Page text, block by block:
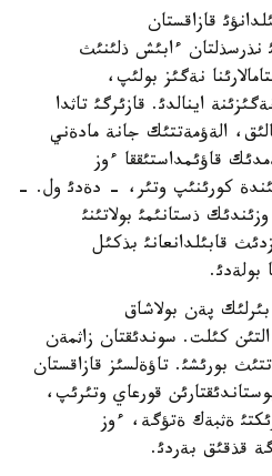
قازاقستان
نذرسذلتان ءابئش ذلئنئث
نةگئز بولئپ،
اينالدئ. قازئرگئ تاثدا
الةؤمةتتئك جانة مادةني
قاؤئمداستئققا ءوز
كورئنئپ وتئر، - دةدئ ول. -
ذستانئمئ بولاتئنئ
قابئلدانعانئ بذكئل
بولةدئ.
پةن بولاشاق
كئلت. سوندئقتان زاثمةن
بورئشئ. تاؤةلسئز قازاقستان
قورعاي وتئرئپ،
ةثبةك ةتؤگة، ءوز
قذقئق بةردئ.